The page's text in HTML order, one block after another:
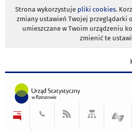
Strona wykorzystuje pliki cookies.
zmiany ustawień Twojej przeglądarki
umieszczane w Twoim urządzeniu
zmienić te